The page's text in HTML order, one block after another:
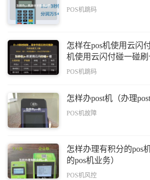
POS机跳码
怎样在pos机使用云闪
机使用云闪付碰一碰刷
POS机跳码
怎样办post机（办理post
POS机故障
怎样办理有积分的pos
的pos机业务）
POS机风控